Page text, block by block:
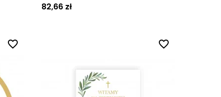
82,66 zł
favorite_border favorite_border